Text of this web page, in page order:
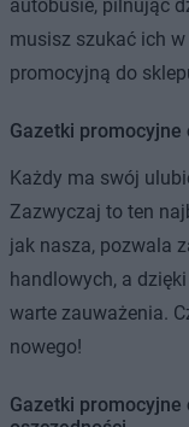
autobusie, pilnując
musisz szukać ich
promocyjną do
Gazetki
Każdy ma swój
Zazwyczaj to ten
jak nasza, pozwala
handlowych, a
warte zauważenia.
nowego!
Gazetki